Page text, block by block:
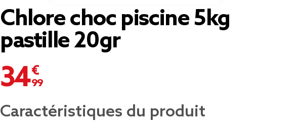
Chlore choc piscine 5kg
pastille 20gr
34,99 €
Caractéristiques du produit